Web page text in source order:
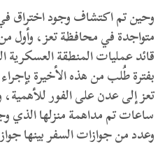
وحين تم اكتشاف وجود اختراق
متواجدة في محافظة تعز، وأول
قائد عمليات المنطقة العسكرية
بفترة طُلب من هذه الأخيرة
تعز إلى عدن على الفور
ساعات تم مداهمة منزلها الذي
وعدد من جوازات السفر بينها